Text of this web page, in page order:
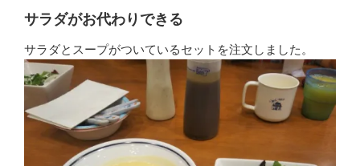
サラダがお代わりできる
サラダとスープがついているセットを注文しました。